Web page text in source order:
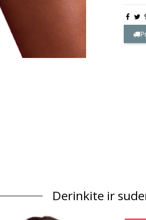
Derinkite ir